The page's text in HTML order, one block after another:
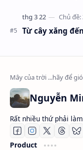
Từ cây xăng
Rất nhiều thứ phải
Product